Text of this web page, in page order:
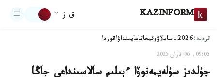
KAZINFORM ق ز
ترەند:2026-سايلاۋ وقيعاتاعايىنداۋاقوردا
09:05, 06 قازان 2025
جۇلدىز سۇلەيمەنوۆا ءبىلىم سالاسىنداعى جاڭا